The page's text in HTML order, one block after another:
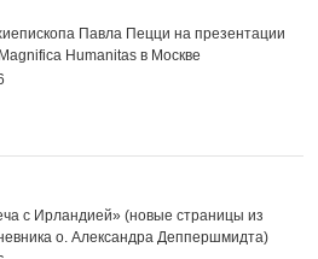
Павла Пецци на презентации
Нumanitas в Москве
с Ирландией» (новые страницы из
о. Александра Деппершмидта)